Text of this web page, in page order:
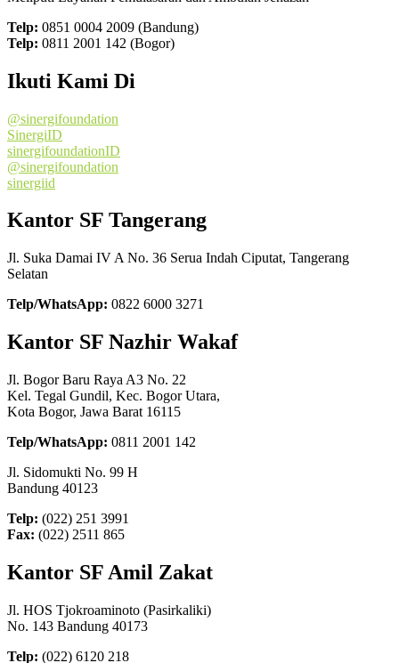
Telp: 0851 0004 2009 (Bandung)
Telp: 0811 2001 142 (Bogor)
Ikuti Kami Di
@sinergifoundation
SinergiID
sinergifoundationID
@sinergifoundation
sinergiid
Kantor SF Tangerang
Jl. Suka Damai IV A No. 36 Serua Indah Ciputat, Tangerang
Selatan
Telp/WhatsApp: 0822 6000 3271
Kantor SF Nazhir Wakaf
Jl. Bogor Baru Raya A3 No. 22
Kel. Tegal Gundil, Kec. Bogor Utara,
Kota Bogor, Jawa Barat 16115
Telp/WhatsApp: 0811 2001 142
Jl. Sidomukti No. 99 H
Bandung 40123
Telp: (022) 251 3991
Fax: (022) 2511 865
Kantor SF Amil Zakat
Jl. HOS Tjokroaminoto (Pasirkaliki)
No. 143 Bandung 40173
Telp: (022) 6120 218